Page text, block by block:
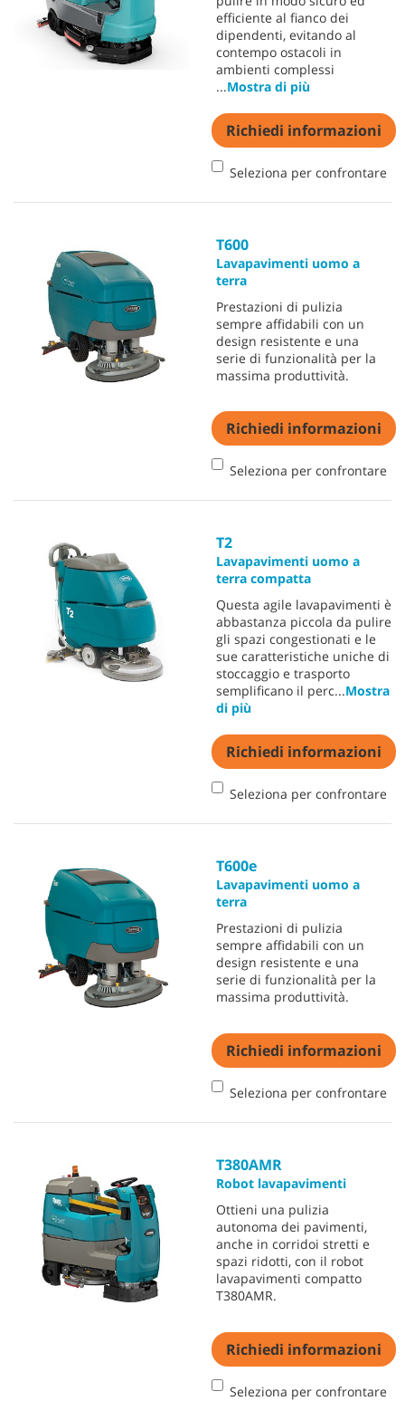
efficiente al fianco dei
dipendenti, evitando al
contempo ostacoli in
ambienti complessi
...Mostra di più
Richiedi informazioni
Seleziona per confrontare
T600
Lavapavimenti uomo a
terra
Prestazioni di pulizia
sempre affidabili con un
design resistente e una
serie di funzionalità per la
massima produttività.
Richiedi informazioni
Seleziona per confrontare
T2
Lavapavimenti uomo a
terra compatta
Questa agile lavapavimenti è
abbastanza piccola da pulire
gli spazi congestionati e le
sue caratteristiche uniche di
stoccaggio e trasporto
semplificano il perc...Mostra
di più
Richiedi informazioni
Seleziona per confrontare
T600e
Lavapavimenti uomo a
terra
Prestazioni di pulizia
sempre affidabili con un
design resistente e una
serie di funzionalità per la
massima produttività.
Richiedi informazioni
Seleziona per confrontare
T380AMR
Robot lavapavimenti
Ottieni una pulizia
autonoma dei pavimenti,
anche in corridoi stretti e
spazi ridotti, con il robot
lavapavimenti compatto
T380AMR.
Richiedi informazioni
Seleziona per confrontare